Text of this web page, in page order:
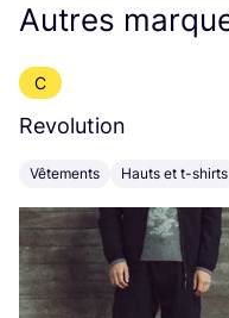
Autres
C
Revolution
Vêtements Hauts et t-shirts